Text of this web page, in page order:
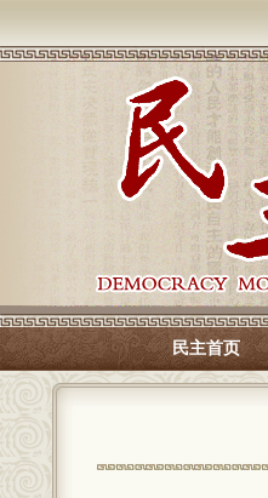
民主首页